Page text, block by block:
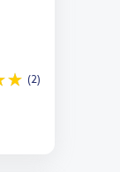
(2)